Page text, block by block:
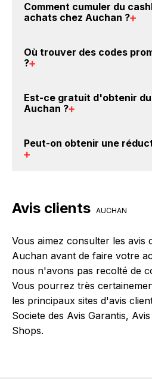
Comment cumuler du
achats chez Auchan ?
Auchan : Créez votre compte
dans votre cagnotte au plus
Où trouver des codes
?
promo chez Auchan. Si des
codes promo Auchan.
Est-ce gratuit d'obtenir du
Auchan ?
compte gratuitement pour
Peut-on obtenir une
vous réalisez un achat sur le
Avis clients AUCHAN
Vous aimez consulter les avis
Auchan avant de faire votre
nous n'avons pas recolté de
Vous pourrez très
les principaux sites d'avis
Societe des Avis Garantis,
Shops.